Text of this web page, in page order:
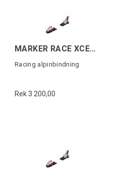
MARKER RACE XCELL 18 Vit
Racing alpinbindning
Rek 3 200,00